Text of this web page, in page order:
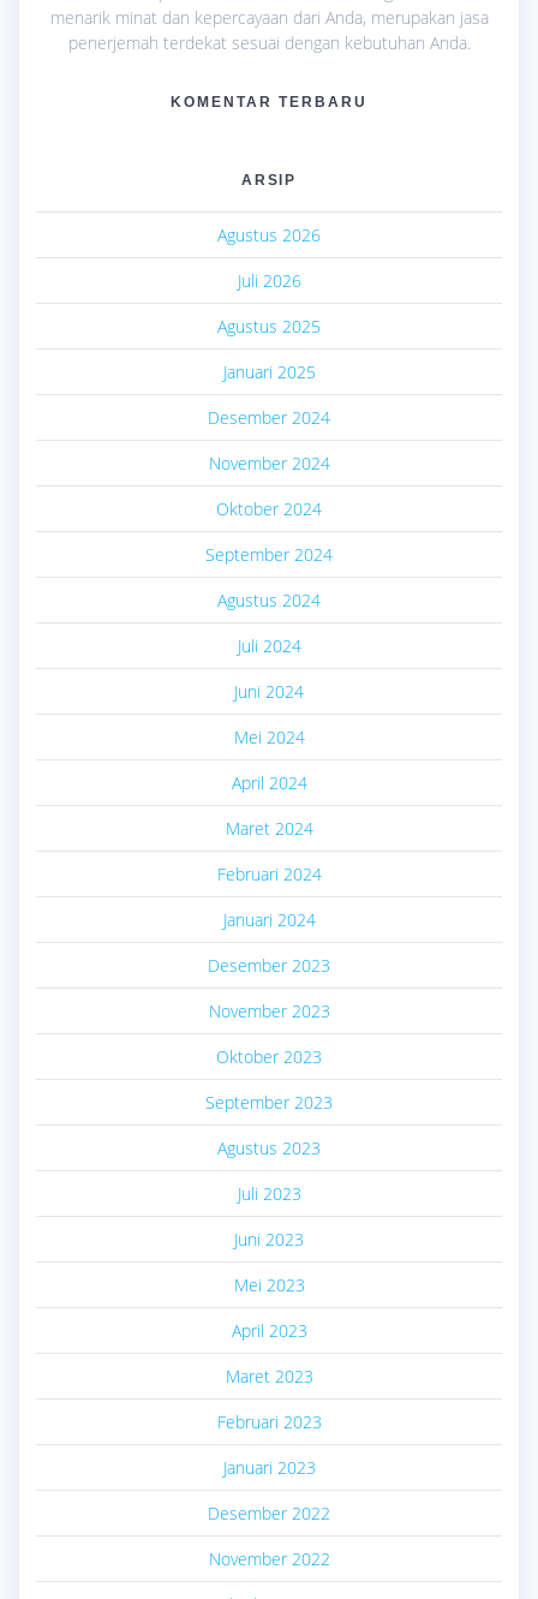
menarik minat dan kepercayaan dari Anda, merupakan jasa
penerjemah terdekat sesuai dengan kebutuhan Anda.
KOMENTAR TERBARU
ARSIP
Agustus 2026
Juli 2026
Agustus 2025
Januari 2025
Desember 2024
November 2024
Oktober 2024
September 2024
Agustus 2024
Juli 2024
Juni 2024
Mei 2024
April 2024
Maret 2024
Februari 2024
Januari 2024
Desember 2023
November 2023
Oktober 2023
September 2023
Agustus 2023
Juli 2023
Juni 2023
Mei 2023
April 2023
Maret 2023
Februari 2023
Januari 2023
Desember 2022
November 2022